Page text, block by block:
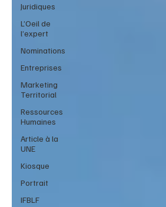
Juridiques
L’Oeil de
l’expert
Nominations
Entreprises
Marketing
Territorial
Ressources
Humaines
Article à la
UNE
Kiosque
Portrait
IFBLF